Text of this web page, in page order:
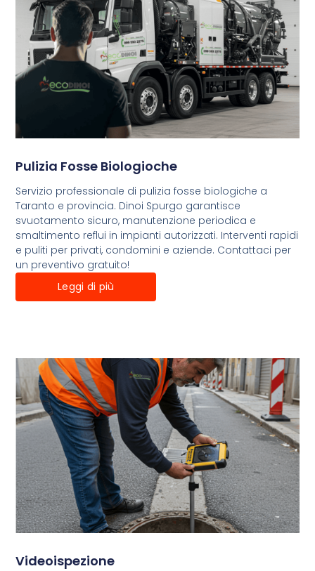
Pulizia Fosse Biologioche
Servizio professionale di pulizia fosse biologiche a
Taranto e provincia. Dinoi Spurgo garantisce
svuotamento sicuro, manutenzione periodica e
smaltimento reflui in impianti autorizzati. Interventi rapidi
e puliti per privati, condomini e aziende. Contattaci per
un preventivo gratuito!
Leggi di più
Videoispezione